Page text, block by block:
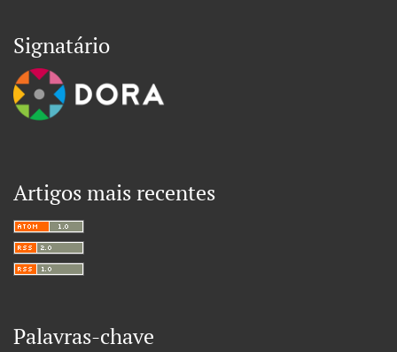
Signatário
Artigos mais recentes
Palavras-chave